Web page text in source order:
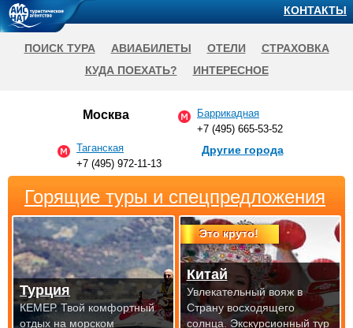
Горящие туры и спецпредложения
Турция
КЕМЕР. Твой комфортный
отдых на морском
Это круто!
Китай
Увлекательный вояж в
Страну восходящего
солнца. Экскурсионный тур
Москва
Баррикадная
+7 (495) 665-53-52
Таганская
+7 (495) 972-11-13
Другие города
КОНТАКТЫ
ПОИСК ТУРА АВИАБИЛЕТЫ ОТЕЛИ
СТРАХОВКА
КУДА ПОЕХАТЬ?
ИНТЕРЕСНОЕ